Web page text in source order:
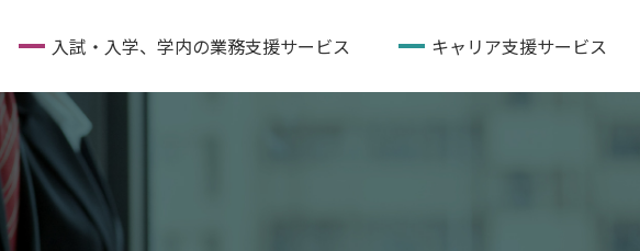
入試・入学、学内の業務支援サービス キャリア支援サービス